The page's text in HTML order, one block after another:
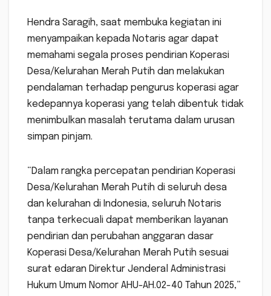
Hendra Saragih, saat membuka kegiatan ini
menyampaikan kepada Notaris agar dapat
memahami segala proses pendirian Koperasi
Desa/Kelurahan Merah Putih dan melakukan
pendalaman terhadap pengurus koperasi agar
kedepannya koperasi yang telah dibentuk tidak
menimbulkan masalah terutama dalam urusan
simpan pinjam.
“Dalam rangka percepatan pendirian Koperasi
Desa/Kelurahan Merah Putih di seluruh desa
dan kelurahan di Indonesia, seluruh Notaris
tanpa terkecuali dapat memberikan layanan
pendirian dan perubahan anggaran dasar
Koperasi Desa/Kelurahan Merah Putih sesuai
surat edaran Direktur Jenderal Administrasi
Hukum Umum Nomor AHU-AH.02-40 Tahun 2025,”